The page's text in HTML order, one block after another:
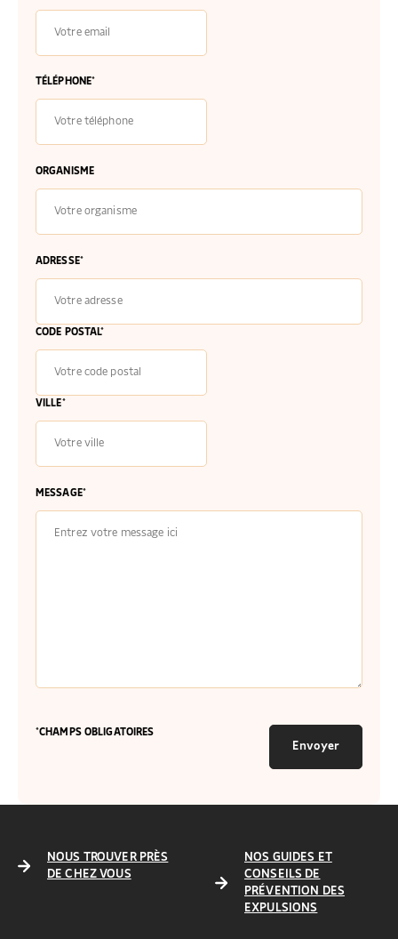
TÉLÉPHONE*
ORGANISME
ADRESSE*
CODE POSTAL*
VILLE*
MESSAGE*
*CHAMPS OBLIGATOIRES
Envoyer
NOUS TROUVER PRÈS
DE CHEZ VOUS
NOS GUIDES ET
CONSEILS DE
PRÉVENTION DES
EXPULSIONS